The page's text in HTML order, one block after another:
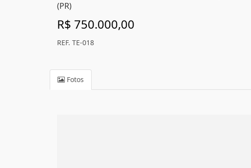
(PR)
R$ 750.000,00
REF. TE-018
Fotos